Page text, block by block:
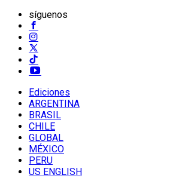
síguenos
Ediciones
ARGENTINA
BRASIL
CHILE
GLOBAL
MÉXICO
PERU
US ENGLISH